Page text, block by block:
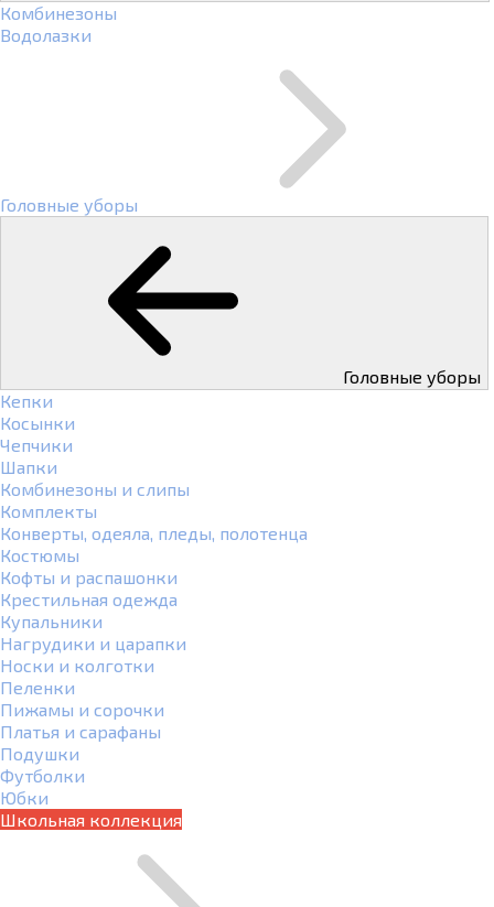
Комбинезоны
Водолазки
Головные уборы
Головные уборы
Кепки
Косынки
Чепчики
Шапки
Комбинезоны и слипы
Комплекты
Конверты, одеяла, пледы, полотенца
Костюмы
Кофты и распашонки
Крестильная одежда
Купальники
Нагрудики и царапки
Носки и колготки
Пеленки
Пижамы и сорочки
Платья и сарафаны
Подушки
Футболки
Юбки
Школьная коллекция